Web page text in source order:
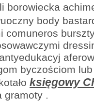
borowiecka
body
comuneros
byczościom
księgowy
gramoty .